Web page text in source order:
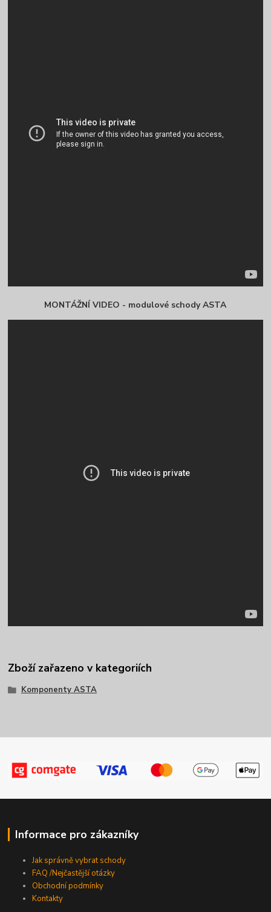
MONTÁŽNÍ VIDEO - modulové schody ASTA
Zboží zařazeno v kategoriích
Komponenty ASTA
Informace pro zákazníky
Jak správně vybrat schody
FAQ /Nejčastější otázky
Obchodní podmínky
Kontakty